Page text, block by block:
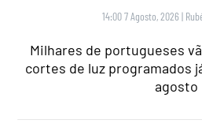
14:00 7 Agosto, 2026 |
Milhares de portugueses
cortes de luz programados
agosto